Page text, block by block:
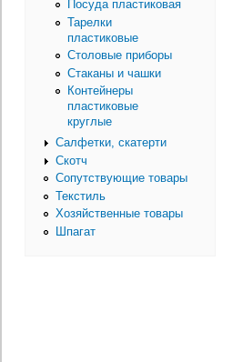
Посуда пластиковая
Тарелки
пластиковые
Столовые приборы
Стаканы и чашки
Контейнеры
пластиковые
круглые
Салфетки, скатерти
Скотч
Сопутствующие товары
Текстиль
Хозяйственные товары
Шпагат